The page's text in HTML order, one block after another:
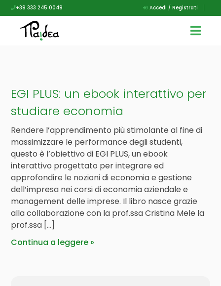
+39 333 245 0049 Accedi / Registrati
EGI PLUS: un ebook interattivo per
studiare economia
Rendere l’apprendimento più stimolante al fine di
massimizzare le performance degli studenti,
questo è l’obiettivo di EGI PLUS, un ebook
interattivo progettato per integrare ed
approfondire le nozioni di economia e gestione
dell’impresa nei corsi di economia aziendale e
management delle imprese. Il libro nasce grazie
alla collaborazione con la prof.ssa Cristina Mele la
prof.ssa […]
Continua a leggere